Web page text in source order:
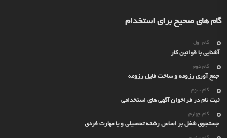
گام های صحیح برای استخدام
گام اول
آشنایی با قوانین کار
گام دوم
جمع آوری رزومه و ساخت فایل رزومه
گام سوم
ثبت نام در فراخوان آگهی های استخدامی
گام چهارم
جستجوی شغل بر اساس رشته تحصیلی و یا مهارت فردی